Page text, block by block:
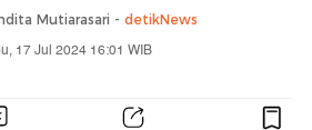
Mutiarasari - detikNews
17 Jul 2024 16:01 WIB